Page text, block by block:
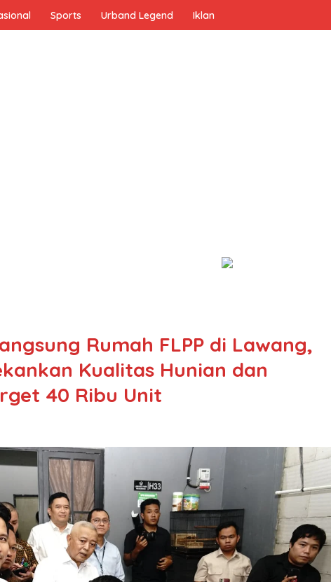
Sports Urband Legend Iklan
Rumah FLPP di Lawang,
Kualitas Hunian dan
40 Ribu Unit